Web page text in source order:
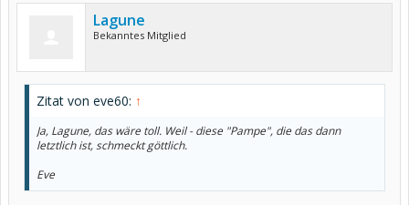
Lagune
Bekanntes Mitglied
Zitat von eve60: ↑
Ja, Lagune, das wäre toll. Weil - diese "Pampe", die das dann
letztlich ist, schmeckt göttlich.
Eve